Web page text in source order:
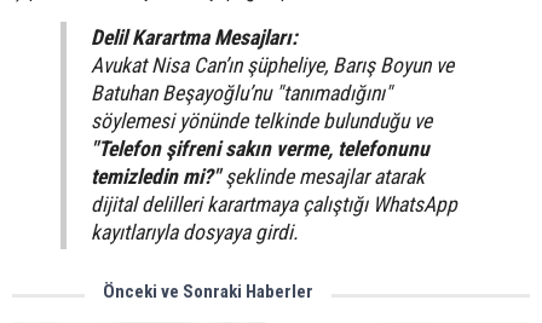
Delil Karartma Mesajları:
Avukat Nisa Can’ın şüpheliye, Barış Boyun ve
Batuhan Beşayoğlu’nu "tanımadığını"
söylemesi yönünde telkinde bulunduğu ve
"Telefon şifreni sakın verme, telefonunu
temizledin mi?"şeklinde mesajlar atarak
dijital delilleri karartmaya çalıştığı WhatsApp
kayıtlarıyla dosyaya girdi.
Önceki ve Sonraki Haberler